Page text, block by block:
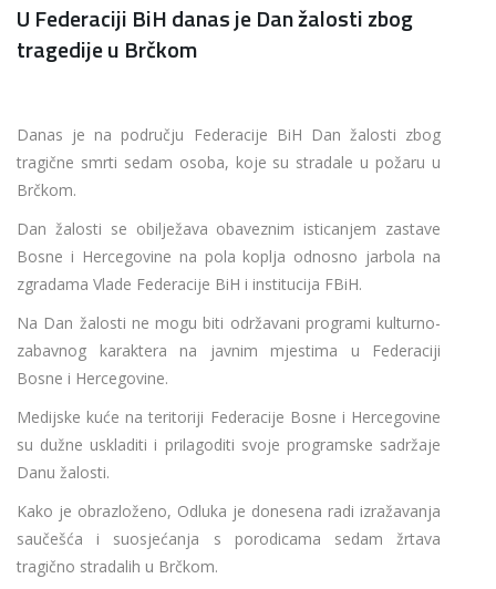
U Federaciji BiH danas je Dan žalosti zbog
tragedije u Brčkom
Danas je na području Federacije BiH Dan žalosti zbog
tragične smrti sedam osoba, koje su stradale u požaru u
Brčkom.
Dan žalosti se obilježava obaveznim isticanjem zastave
Bosne i Hercegovine na pola koplja odnosno jarbola na
zgradama Vlade Federacije BiH i institucija FBiH.
Na Dan žalosti ne mogu biti održavani programi kulturno-
zabavnog karaktera na javnim mjestima u Federaciji
Bosne i Hercegovine.
Medijske kuće na teritoriji Federacije Bosne i Hercegovine
su dužne uskladiti i prilagoditi svoje programske sadržaje
Danu žalosti.
Kako je obrazloženo, Odluka je donesena radi izražavanja
saučešća i suosjećanja s porodicama sedam žrtava
tragično stradalih u Brčkom.